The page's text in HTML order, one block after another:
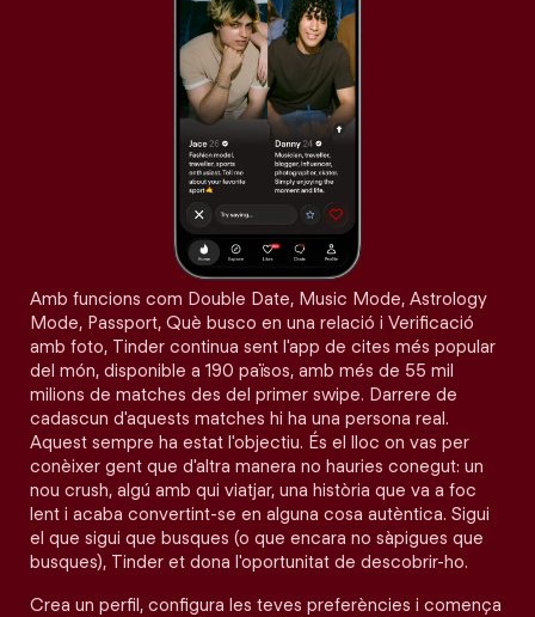
Amb funcions com Double Date, Music Mode, Astrology
Mode, Passport, Què busco en una relació i Verificació
amb foto, Tinder continua sent l'app de cites més popular
del món, disponible a 190 països, amb més de 55 mil
milions de matches des del primer swipe. Darrere de
cadascun d'aquests matches hi ha una persona real.
Aquest sempre ha estat l'objectiu. És el lloc on vas per
conèixer gent que d'altra manera no hauries conegut: un
nou crush, algú amb qui viatjar, una història que va a foc
lent i acaba convertint-se en alguna cosa autèntica. Sigui
el que sigui que busques (o que encara no sàpigues que
busques), Tinder et dona l'oportunitat de descobrir-ho.
Crea un perfil, configura les teves preferències i comença